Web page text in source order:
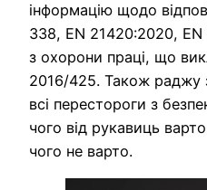
інформацію щодо
338, EN 21420:2020,
з охорони праці, що
2016/425. Також раджу
всі перестороги з
чого від рукавиць
чого не варто.